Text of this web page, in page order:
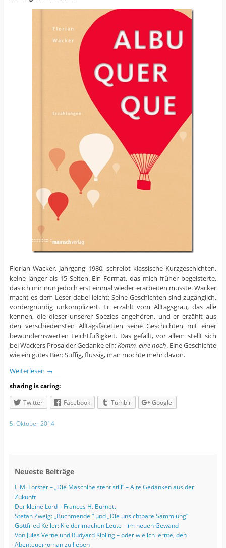
Florian Wacker, Jahrgang 1980, schreibt klassische Kurzgeschichten,
keine länger als 15 Seiten. Ein Format, das mich früher begeisterte,
das ich mir nun jedoch erst einmal wieder erarbeiten musste. Wacker
macht es dem Leser dabei leicht: Seine Geschichten sind zugänglich,
vordergründig unkompliziert. Er erzählt vom Alltagsgrau, das alle
kennen, die dieser unserer Spezies angehören, und er erzählt aus
den verschiedensten Alltagsfacetten seine Geschichten mit einer
bewundernswerten Leichtfüßigkeit. Das gefällt, vor allem stellt sich
bei Wackers Prosa der Gedanke ein:Komm, eine noch. Eine Geschichte
wie ein gutes Bier: Süffig, flüssig, man möchte mehr davon.
Weiterlesen →
sharing is caring:
Twitter
Facebook Tumblr Google
5. Oktober 2014
Neueste Beiträge
E.M. Forster – „Die Maschine steht still“ – Alte Gedanken aus der
Zukunft
Der kleine Lord – Frances H. Burnett
Stefan Zweig: „Buchmendel“ und „Die unsichtbare Sammlung“
Gottfried Keller: Kleider machen Leute – im neuen Gewand
Von Jules Verne und Rudyard Kipling – oder wie ich lernte, den
Abenteuerroman zu lieben